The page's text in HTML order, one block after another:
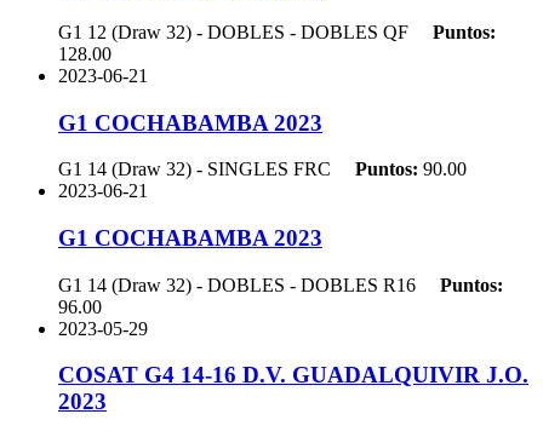
G1 12 (Draw 32) - DOBLES - DOBLES QF
Puntos:
128.00
2023-06-21
G1 COCHABAMBA 2023
G1 14 (Draw 32) - SINGLES FRC Puntos: 90.00
2023-06-21
G1 COCHABAMBA 2023
G1 14 (Draw 32) - DOBLES - DOBLES R16
Puntos:
96.00
2023-05-29
COSAT G4 14-16 D.V. GUADALQUIVIR J.O.
2023